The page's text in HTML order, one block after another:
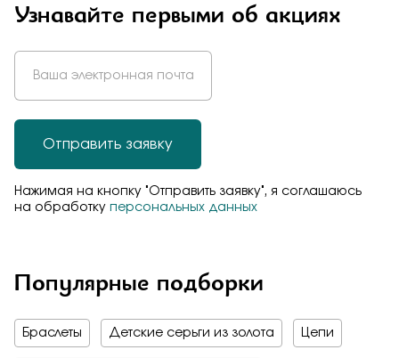
Узнавайте первыми об акциях
Отправить заявку
Нажимая на кнопку "Отправить заявку", я соглашаюсь
на обработку персональных данных
Популярные подборки
Браслеты Детские серьги из золота Цепи